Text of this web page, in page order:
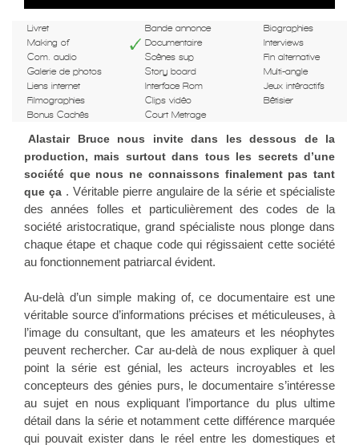
Livret Bande annonce
Biographies
Making of
Documentaire
Interviews
Com. audio
Scènes sup
Fin alternative
Galerie de photos
Story board
Multi-angle
Liens internet
Interface Rom
Jeux intéractifs
Filmographies
Clips vidéo
Bêtisier
Bonus Cachés
Court Metrage
Alastair Bruce nous invite dans les dessous de la
production, mais surtout dans tous les secrets d’une
société que nous ne connaissons finalement pas tant
que ça . Véritable pierre angulaire de la série et spécialiste
des années folles et particulièrement des codes de la
société aristocratique, grand spécialiste nous plonge dans
chaque étape et chaque code qui régissaient cette société
au fonctionnement patriarcal évident.
Au-delà d’un simple making of, ce documentaire est une
véritable source d’informations précises et méticuleuses, à
l’image du consultant, que les amateurs et les néophytes
peuvent rechercher. Car au-delà de nous expliquer à quel
point la série est génial, les acteurs incroyables et les
concepteurs des génies purs, le documentaire s’intéresse
au sujet en nous expliquant l’importance du plus ultime
détail dans la série et notamment cette différence marquée
qui pouvait exister dans le réel entre les domestiques et